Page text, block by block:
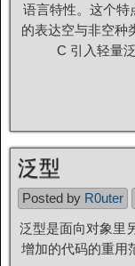
语言特性。这个特
的表达空与非空种
C 引入轻量
泛型
Posted by R0uter
泛型是面向对象里
增加的代码的重用